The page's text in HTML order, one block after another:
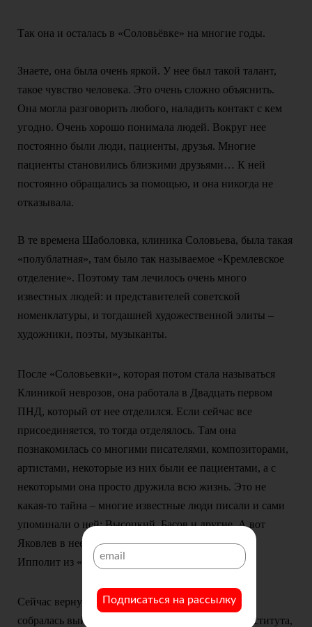
Так она и осталась в «Соловьёвке» на многие годы.
Знаете, она была очень яркой. У нее был такой талант,
такое чувство человека. Это очень сложно объяснить.
Она могла разговорить любого, наладить контакт с кем
угодно. Очень хорошо понимала людей. Вокруг нее
постоянно были люди, пациенты, друзья. Многие
пациенты становились близкими друзьями… К ней
постоянно обращались за помощью, и она никогда не
отказывала.
В те времена Шаболовка, клиника Соловьева, была такая
«полублатная», там было так называемое «Кремлевское
отделение». Поэтому там лечилось очень много
известных людей: и представителей советской
номенклатуры, и тогдашней художественной элиты –
художники, поэты, музыканты.
После «Соловьевки», которая потом стала называться
Клиникой неврозов, она работала в Двадцать первом
ПНД, который от нее отделился. Если сейчас все
присоединяется, то тогда отделялось. Там она
познакомилась со многими писателями, композиторами,
артистами, некоторые из них были ее пациентами, а с
некоторыми она просто дружила всю жизнь. Это не
какая-то тайна – многие известные люди писали и сами
упоминали о ней: Высоцкий, Басов и другие. А вот
Яковлев в нее был влюблен. Помните Яковлева?
Ипполит из «Иронии судьбы»…
Сейчас вернусь назад. На третьем курсе Авешка
собралась выйти замуж за актера Щукинского института,
Подписаться на рассылку